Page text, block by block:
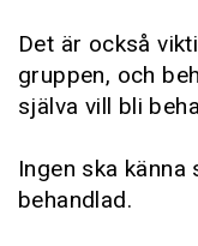
Det är också
gruppen, och
själva vill bli
Ingen ska
behandlad.